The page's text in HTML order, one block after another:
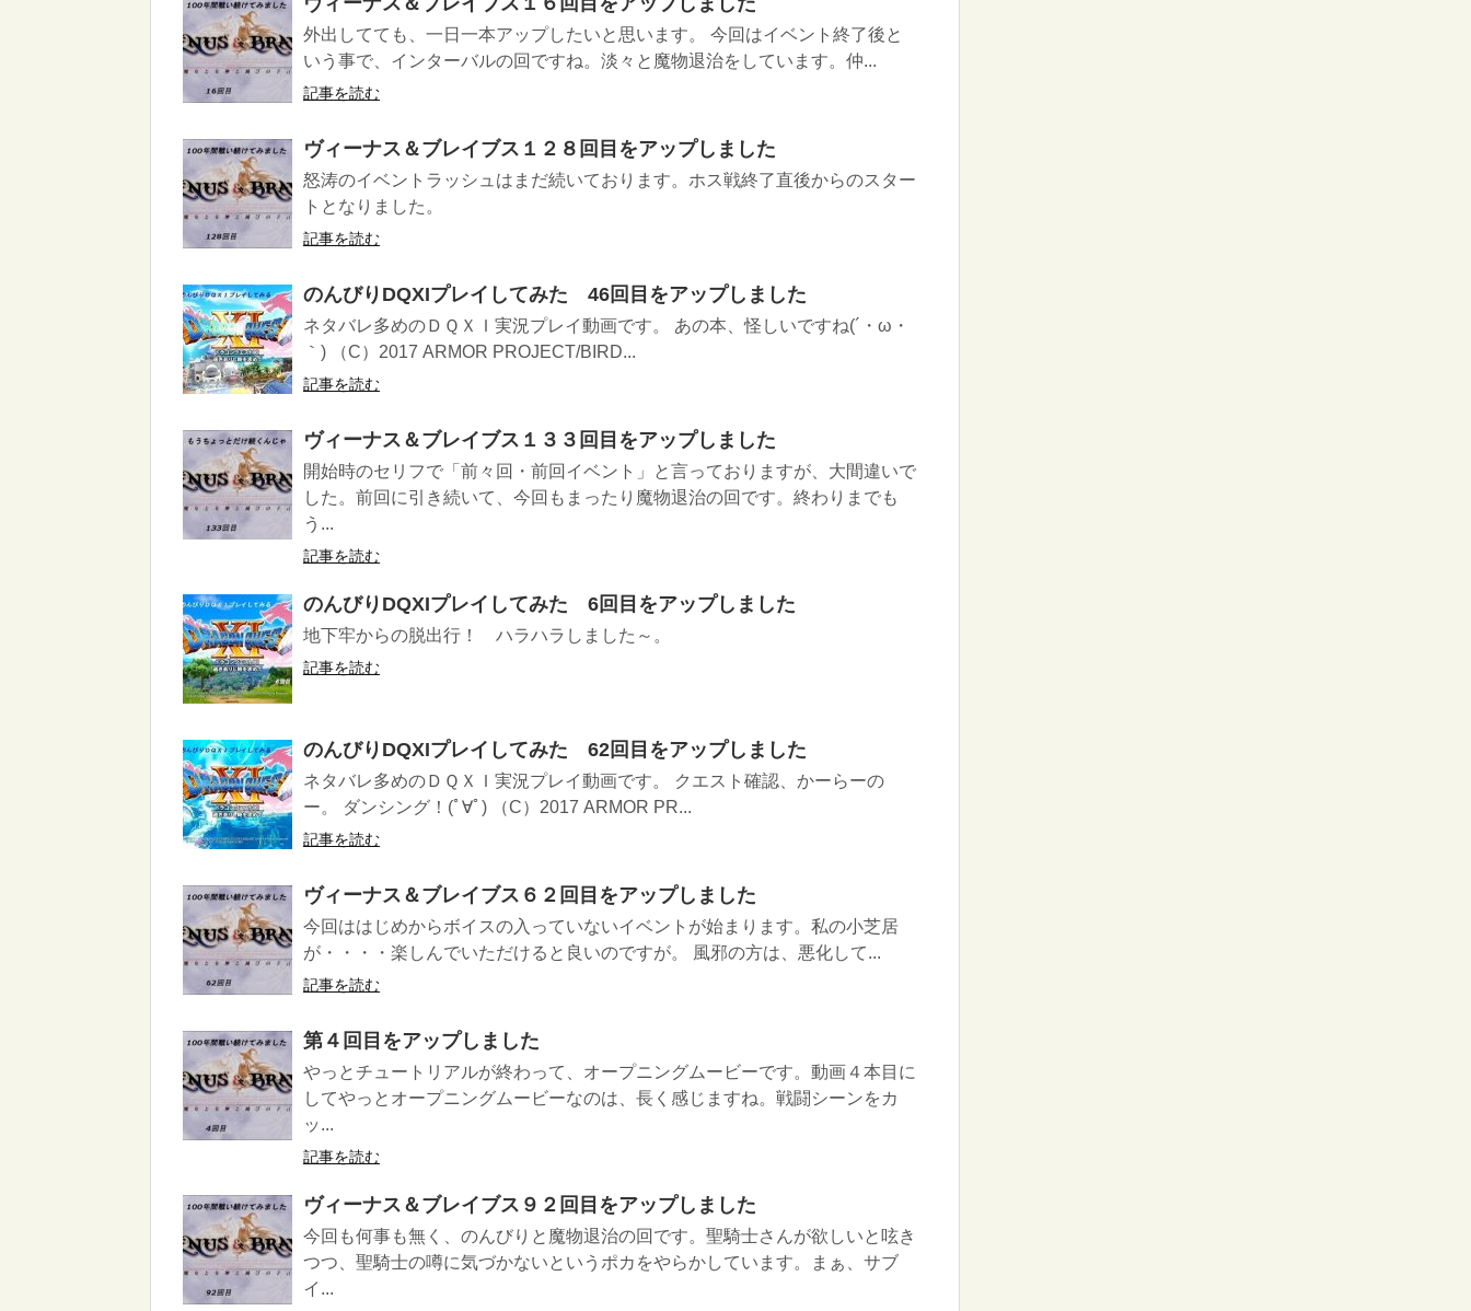
外出してても、一日一本アップしたいと思います。 今回はイベント終了後と
いう事で、インターバルの回ですね。淡々と魔物退治をしています。仲...
記事を読む
ヴィーナス＆ブレイブス１２８回目をアップしました
怒涛のイベントラッシュはまだ続いております。ホス戦終了直後からのスター
トとなりました。
記事を読む
のんびりDQXIプレイしてみた 46回目をアップしました
ネタバレ多めのＤＱＸＩ実況プレイ動画です。 あの本、怪しいですね(´・ω・
｀) （C）2017 ARMOR PROJECT/BIRD...
記事を読む
ヴィーナス＆ブレイブス１３３回目をアップしました
開始時のセリフで「前々回・前回イベント」と言っておりますが、大間違いで
した。前回に引き続いて、今回もまったり魔物退治の回です。終わりまでも
う...
記事を読む
のんびりDQXIプレイしてみた 6回目をアップしました
地下牢からの脱出行！ ハラハラしました～。
記事を読む
のんびりDQXIプレイしてみた 62回目をアップしました
ネタバレ多めのＤＱＸＩ実況プレイ動画です。 クエスト確認、かーらーの
ー。 ダンシング！(ﾟ∀ﾟ) （C）2017 ARMOR PR...
記事を読む
ヴィーナス＆ブレイブス６２回目をアップしました
今回ははじめからボイスの入っていないイベントが始まります。私の小芝居
が・・・・楽しんでいただけると良いのですが。 風邪の方は、悪化して...
記事を読む
第４回目をアップしました
やっとチュートリアルが終わって、オープニングムービーです。動画４本目に
してやっとオープニングムービーなのは、長く感じますね。戦闘シーンをカ
ッ...
記事を読む
ヴィーナス＆ブレイブス９２回目をアップしました
今回も何事も無く、のんびりと魔物退治の回です。聖騎士さんが欲しいと呟き
つつ、聖騎士の噂に気づかないというポカをやらかしています。まぁ、サブ
イ...